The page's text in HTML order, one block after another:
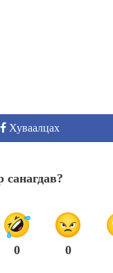
Хуваалцах
санагдав?
0 0